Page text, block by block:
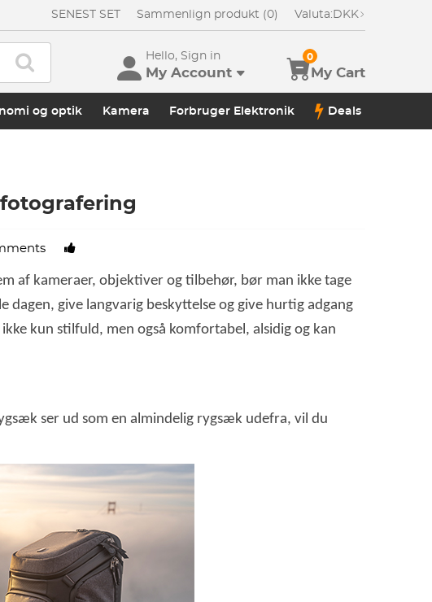
SENEST SET Sammenlign produkt (0) Valuta: DKK
Hello, Sign in
My Account My Cart
0
og optik Kamera Forbruger Elektronik Deals
af kameraer, objektiver og tilbehør, bør man ikke tage
give langvarig beskyttelse og give hurtig adgang
kun stilfuld, men også komfortabel, alsidig og kan
ser ud som en almindelig rygsæk udefra, vil du